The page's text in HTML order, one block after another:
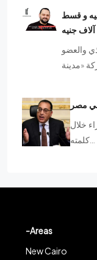
140 الف جنيه و قسط
والعضو
مصر
خلال
-Areas
New Cairo